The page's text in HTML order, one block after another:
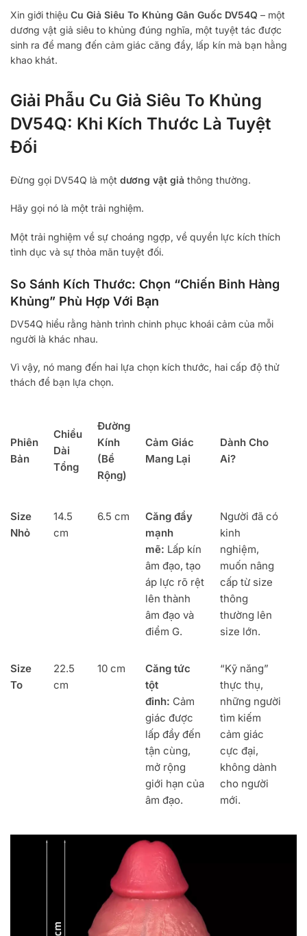
Xin giới thiệu Cu Giả Siêu To Khủng Gân Guốc DV54Q – một
dương vật giả siêu to khủng đúng nghĩa, một tuyệt tác được
sinh ra để mang đến cảm giác căng đầy, lấp kín mà bạn hằng
khao khát.
Giải Phẫu Cu Giả Siêu To Khủng
DV54Q: Khi Kích Thước Là Tuyệt
Đối
Đừng gọi DV54Q là một dương vật giả thông thường.
Hãy gọi nó là một trải nghiệm.
Một trải nghiệm về sự choáng ngợp, về quyền lực kích thích
tình dục và sự thỏa mãn tuyệt đối.
So Sánh Kích Thước: Chọn “Chiến Binh Hàng
Khủng” Phù Hợp Với Bạn
DV54Q hiểu rằng hành trình chinh phục khoái cảm của mỗi
người là khác nhau.
Vì vậy, nó mang đến hai lựa chọn kích thước, hai cấp độ thử
thách để bạn lựa chọn.
Phiên
Bản
Chiều
Dài
Tổng
Đường
Kính
(Bề
Rộng)
Cảm Giác
Mang Lại
Dành Cho
Ai?
Size
Nhỏ
14.5
cm
6.5 cm
Căng đầy
mạnh
mẽ: Lấp kín
âm đạo, tạo
áp lực rõ rệt
lên thành
âm đạo và
điểm G.
Người đã có
kinh
nghiệm,
muốn nâng
cấp từ size
thông
thường lên
size lớn.
Size
To
22.5
cm
10 cm
Căng tức
tột
đỉnh: Cảm
giác được
lấp đầy đến
tận cùng,
mở rộng
giới hạn của
âm đạo.
“Kỹ năng”
thực thụ,
những người
tìm kiếm
cảm giác
cực đại,
không dành
cho người
mới.